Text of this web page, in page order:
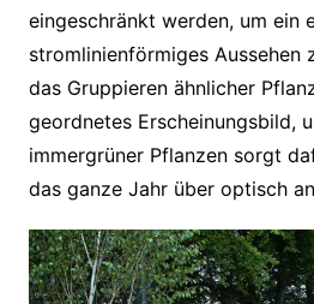
eingeschränkt werden, um ein
stromlinienförmiges Aussehen
das Gruppieren ähnlicher
geordnetes Erscheinungsbild,
immergrüner Pflanzen sorgt
das ganze Jahr über optisch